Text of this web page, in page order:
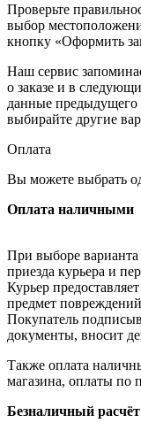
Проверьте
выбор
кнопку «Оформить
Наш сервис
о заказе и в
данные предыдущего
выбирайте другие
Оплата
Вы можете выбрать
Оплата наличными
При выборе
приезда курьера и
Курьер
предмет
Покупатель
документы, вносит
Также оплата
магазина, оплаты по
Безналичный расчёт